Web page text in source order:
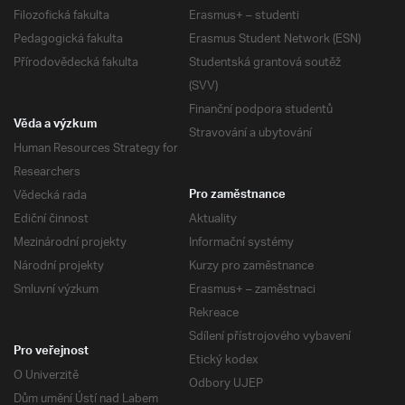
Filozofická fakulta
Pedagogická fakulta
Přírodovědecká fakulta
Erasmus+ – studenti
Erasmus Student Network (ESN)
Studentská grantová soutěž
(SVV)
Finanční podpora studentů
Stravování a ubytování
Věda a výzkum
Human Resources Strategy for
Researchers
Vědecká rada
Ediční činnost
Mezinárodní projekty
Národní projekty
Smluvní výzkum
Pro zaměstnance
Aktuality
Informační systémy
Kurzy pro zaměstnance
Erasmus+ – zaměstnaci
Rekreace
Sdílení přístrojového vybavení
Etický kodex
Odbory UJEP
Pro veřejnost
O Univerzitě
Dům umění Ústí nad Labem